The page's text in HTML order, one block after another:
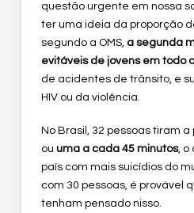
questão urgente em nossa
ter uma ideia da proporção
segundo a OMS, a segunda
evitáveis de jovens em todo
de acidentes de trânsito, e
HIV ou da violência.
No Brasil, 32 pessoas tiram a
ou uma a cada 45 minutos, o
país com mais suicídios do
com 30 pessoas, é provável
tenham pensado nisso.